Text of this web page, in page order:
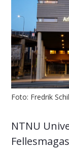
Foto: Fredrik
NTNU